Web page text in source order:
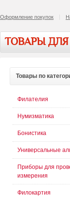
Оформление покупок
ТОВАРЫ
Товары по
Филателия
Нумизматика
Бонистика
Универсальные
Приборы для
измерения
Филокартия